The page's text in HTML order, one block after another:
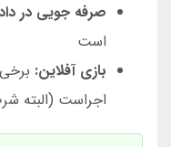
صرفه جویی در
است
بازی آفلاین:
اجراست (البته